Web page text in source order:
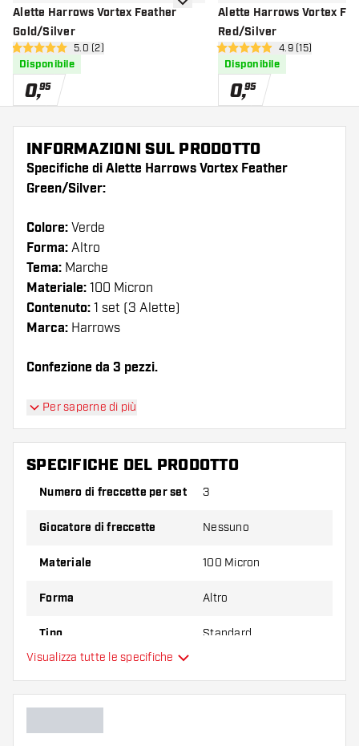
Alette Harrows Vortex Feather
Gold/Silver
apri pannello recensioni
5 stelle di valutazione
5.0 (2)
Disponibile
0,95
aggiungi alla lista dei desideri
Alette Harrows Vortex
Red/Silver
apri pannello
4.9 stelle di valutazione
4.9 (15)
Disponibile
0,95
INFORMAZIONI SUL PRODOTTO
Specifiche di Alette Harrows Vortex Feather
Green/Silver:
Colore: Verde
Forma: Altro
Tema: Marche
Materiale: 100 Micron
Contenuto: 1 set (3 Alette)
Marca: Harrows
Confezione da 3 pezzi.
Suggerimento di Dartshopper!
Assicuratevi di avere a portata di mano un gran
numero di alette e di astine. Questi possono
Provate una forma, un materiale o uno
variante vi si addice di più!
Per saperne di più
SPECIFICHE DEL PRODOTTO
Numero di freccette per set 3
Giocatore di freccette Nessuno
Materiale 100 Micron
Forma Altro
Tipo Standard
Colore principale
Visualizza tutte le specifiche